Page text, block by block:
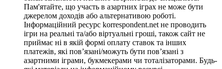
Пам'ятайте, що участь в азартних іграх не може бути
джерелом доходів або альтернативою роботі.
Інформаційний ресурс korrespondent.net не проводить
ігри на реальні та/або віртуальні гроші, також сайт не
приймає ні в якій формі оплату ставок та інших
платежів, які пов’язані/можуть бути пов’язані з
азартними іграми, букмекерами чи тоталізаторами. Будь-